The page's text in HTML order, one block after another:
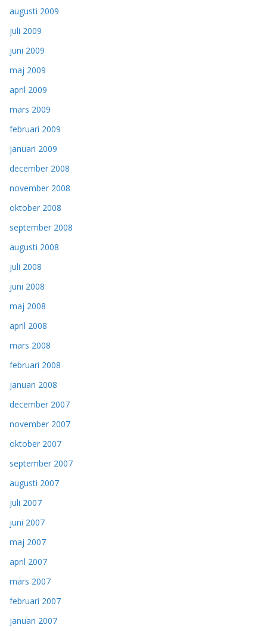
augusti 2009
juli 2009
juni 2009
maj 2009
april 2009
mars 2009
februari 2009
januari 2009
december 2008
november 2008
oktober 2008
september 2008
augusti 2008
juli 2008
juni 2008
maj 2008
april 2008
mars 2008
februari 2008
januari 2008
december 2007
november 2007
oktober 2007
september 2007
augusti 2007
juli 2007
juni 2007
maj 2007
april 2007
mars 2007
februari 2007
januari 2007